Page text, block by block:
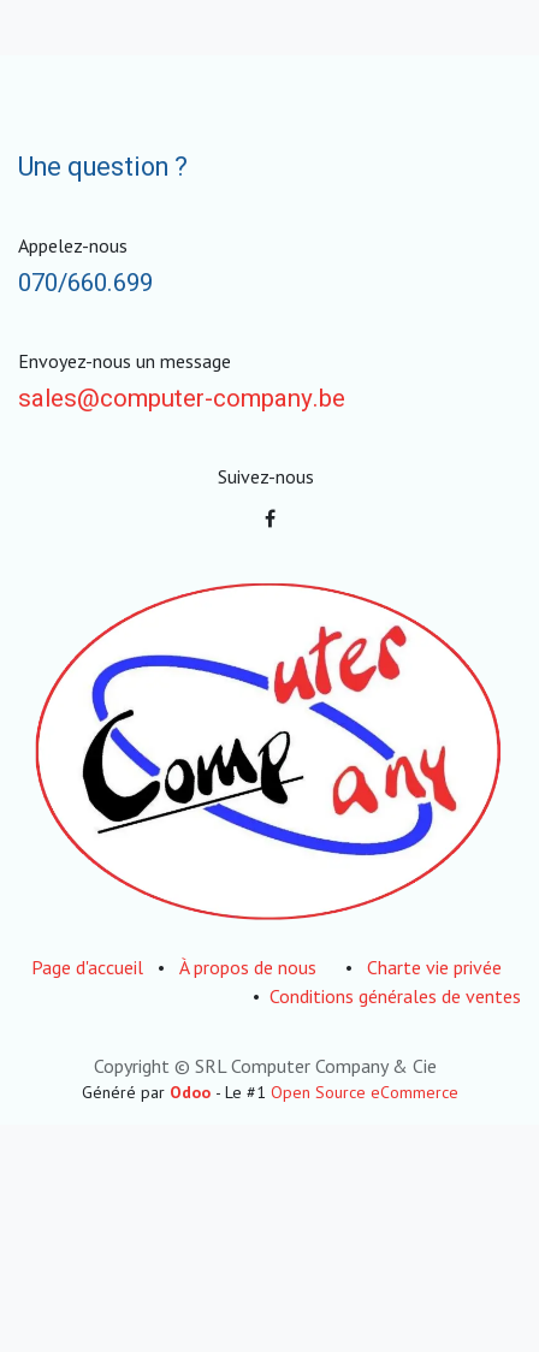
Une question ?
Appelez-nous
070/660.699
Envoyez-nous un message
sales@computer-company.be
Suivez-nous
Page d'accueil • À propos de nous •
Charte vie privée
• Conditions générales de ventes
Copyright © SRL Computer Company & Cie
Généré par Odoo - Le #1 Open Source eCommerce